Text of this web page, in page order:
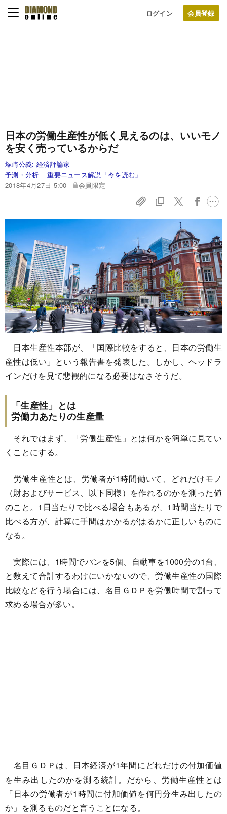
ログイン
日本の労働生産性が低く見えるのは、いいモノ
を安く売っているからだ
塚崎公義: 経済評論家
予測・分析
重要ニュース解説「今を読む」
2018年4月27日 5:00
会員限定
日本生産性本部が、「国際比較をすると、日本の労働生
産性は低い」という報告書を発表した。しかし、ヘッドラ
インだけを見て悲観的になる必要はなさそうだ。
「生産性」とは
労働力あたりの生産量
それではまず、「労働生産性」とは何かを簡単に見てい
くことにする。
労働生産性とは、労働者が1時間働いて、どれだけモノ
（財およびサービス、以下同様）を作れるのかを測った値
のこと。1日当たりで比べる場合もあるが、1時間当たりで
比べる方が、計算に手間はかかるがはるかに正しいものに
なる。
実際には、1時間でパンを5個、自動車を1000分の1台、
と数えて合計するわけにいかないので、労働生産性の国際
比較などを行う場合には、名目ＧＤＰを労働時間で割って
求める場合が多い。
名目ＧＤＰは、日本経済が1年間にどれだけの付加価値
を生み出したのかを測る統計。だから、労働生産性とは
「日本の労働者が1時間に付加価値を何円分生み出したの
か」を測るものだと言うことになる。